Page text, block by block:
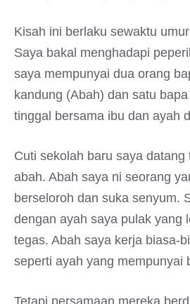
Kisah ini berlaku sewaktu
Saya bakal menghadapi
saya mempunyai dua orang
kandung (Abah) dan satu
tinggal bersama ibu dan ayah
Cuti sekolah baru saya datang
abah. Abah saya ni seorang
berseloroh dan suka senyum.
dengan ayah saya pulak yang
tegas. Abah saya kerja biasa-
seperti ayah yang mempunyai
Tetapi persamaan mereka